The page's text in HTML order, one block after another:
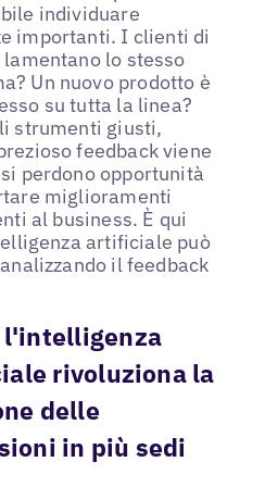
individuare
importanti. I clienti di
lamentano lo stesso
Un nuovo prodotto è
su tutta la linea?
strumenti giusti,
feedback viene
perdono opportunità
miglioramenti
al business. È qui
artificiale può
il feedback
l'intelligenza
rivoluziona la
delle
in più sedi